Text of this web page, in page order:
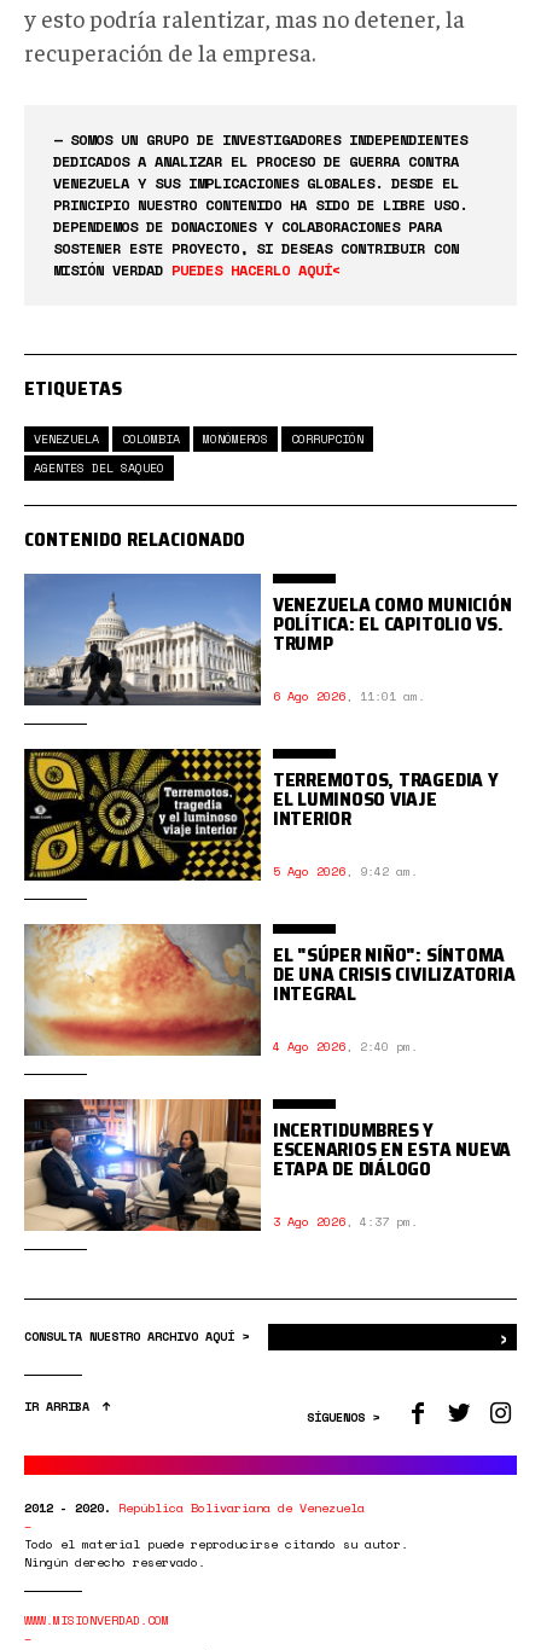
y esto podría ralentizar, mas no detener, la
recuperación de la empresa.
— SOMOS UN GRUPO DE INVESTIGADORES INDEPENDIENTES
DEDICADOS A ANALIZAR EL PROCESO DE GUERRA CONTRA
VENEZUELA Y SUS IMPLICACIONES GLOBALES. DESDE EL
PRINCIPIO NUESTRO CONTENIDO HA SIDO DE LIBRE USO.
DEPENDEMOS DE DONACIONES Y COLABORACIONES PARA
SOSTENER ESTE PROYECTO, SI DESEAS CONTRIBUIR CON
MISIÓN VERDAD PUEDES HACERLO AQUÍ<
ETIQUETAS
VENEZUELA COLOMBIA MONÓMEROS
CORRUPCIÓN
AGENTES DEL SAQUEO
CONTENIDO RELACIONADO
VENEZUELA COMO MUNICIÓN
POLÍTICA: EL CAPITOLIO VS.
TRUMP
6 Ago 2026, 11:01 am.
TERREMOTOS, TRAGEDIA Y
EL LUMINOSO VIAJE
INTERIOR
5 Ago 2026, 9:42 am.
EL "SÚPER NIÑO": SÍNTOMA
DE UNA CRISIS CIVILIZATORIA
INTEGRAL
4 Ago 2026, 2:40 pm.
INCERTIDUMBRES Y
ESCENARIOS EN ESTA NUEVA
ETAPA DE DIÁLOGO
3 Ago 2026, 4:37 pm.
CONSULTA NUESTRO ARCHIVO AQUÍ > ›
IR ARRIBA
SÍGUENOS >
2012 - 2020. República Bolivariana de Venezuela
Todo el material puede reproducirse citando su autor.
Ningún derecho reservado.
WWW.MISIONVERDAD.COM